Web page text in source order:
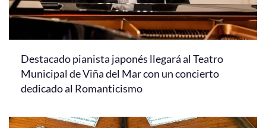
Destacado pianista japonés llegará al Teatro
Municipal de Viña del Mar con un concierto
dedicado al Romanticismo